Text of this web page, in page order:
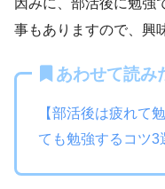
因みに、部活後に勉強
事もありますので、興
あわせて読み
【部活後は疲れて
ても勉強するコツ3